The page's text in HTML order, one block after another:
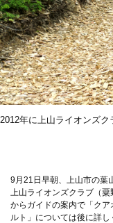
2012年に上山ライオンズ
9月21日早朝、上山市の葉
上山ライオンズクラブ（
からガイドの案内で「ク
ルト」については後に詳